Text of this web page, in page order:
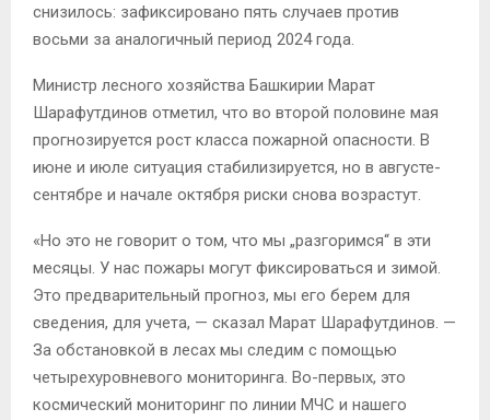
снизилось: зафиксировано пять случаев против
восьми за аналогичный период 2024 года.
Министр лесного хозяйства Башкирии Марат
Шарафутдинов отметил, что во второй половине мая
прогнозируется рост класса пожарной опасности. В
июне и июле ситуация стабилизируется, но в августе-
сентябре и начале октября риски снова возрастут.
«Но это не говорит о том, что мы „разгоримся“ в эти
месяцы. У нас пожары могут фиксироваться и зимой.
Это предварительный прогноз, мы его берем для
сведения, для учета, — сказал Марат Шарафутдинов. —
За обстановкой в лесах мы следим с помощью
четырехуровневого мониторинга. Во-первых, это
космический мониторинг по линии МЧС и нашего